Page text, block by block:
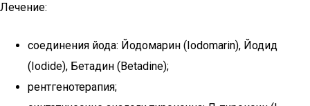
Лечение:
соединения йода: Йодомарин (Iodomarin), Йодид
(Iodide), Бетадин (Betadine);
рентгенотерапия;